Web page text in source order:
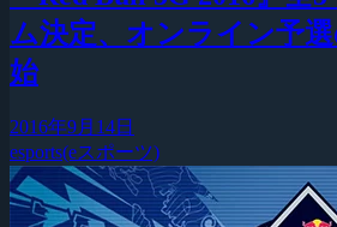
ム決定、オンライン予
始
2016年9月14日
esports(eスポーツ)